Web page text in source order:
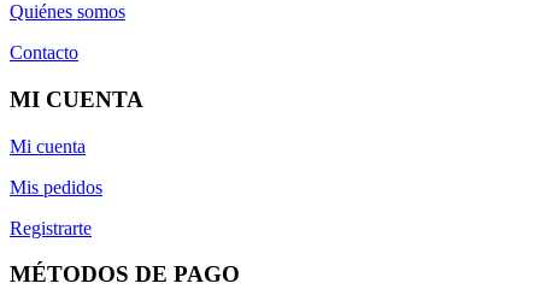
Quiénes somos
Contacto
MI CUENTA
Mi cuenta
Mis pedidos
Registrarte
MÉTODOS DE PAGO